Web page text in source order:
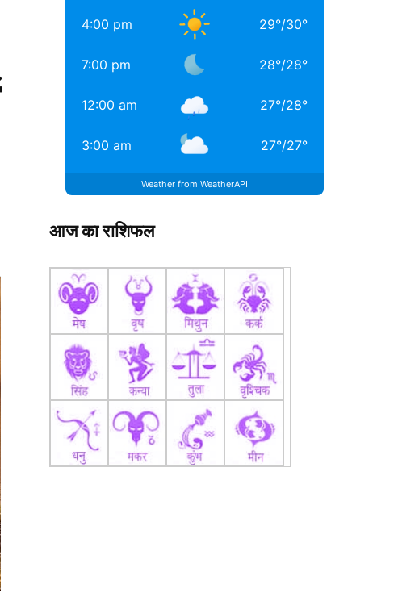
4:00 pm 29°/30°
7:00 pm 28°/28°
12:00 am 27°/28°
3:00 am 27°/27°
Weather from WeatherAPI
आज का राशिफल